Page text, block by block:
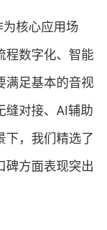
核心应用场
程数字化、智能
满足基本的音视
缝对接、AI辅助
下，我们精选了
碑方面表现突出